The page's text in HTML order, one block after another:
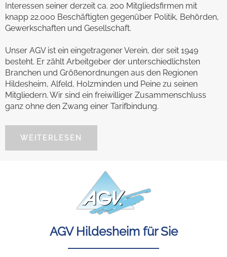
Interessen seiner derzeit ca. 200 Mitgliedsfirmen mit
knapp 22.000 Beschäftigten gegenüber Politik, Behörden,
Gewerkschaften und Gesellschaft.
Unser AGV ist ein eingetragener Verein, der seit 1949
besteht. Er zählt Arbeitgeber der unterschiedlichsten
Branchen und Größenordnungen aus den Regionen
Hildesheim, Alfeld, Holzminden und Peine zu seinen
Mitgliedern. Wir sind ein freiwilliger Zusammenschluss
ganz ohne den Zwang einer Tarifbindung.
WEITERLESEN
AGV Hildesheim für Sie